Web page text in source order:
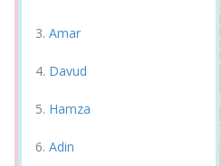
Amar
Davud
Hamza
Adin